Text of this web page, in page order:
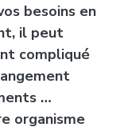
besoins en
il peut
compliqué
…
organisme